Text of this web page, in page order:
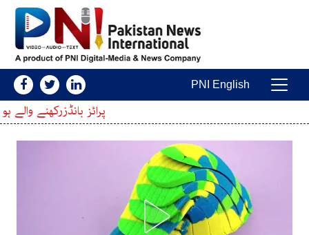
Main Navigation
PNI English
پرائز بانڈزرکھنے والے ہو جائیں خبردار !